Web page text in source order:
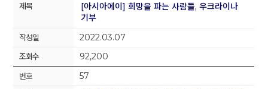
[아시아에이] 희망을 파는 사람들, 우크라이나
기부
2022.03.07
92,200
57